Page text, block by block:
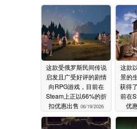
这款受俄罗斯民间传说
启发且广受好评的剧情
向RPG游戏，目前在
Steam上正以66%的折
扣优惠出售 06/19/2026
这款
景的
获得
前在
优